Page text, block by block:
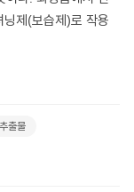
닝제(보습제)로 작용
출물